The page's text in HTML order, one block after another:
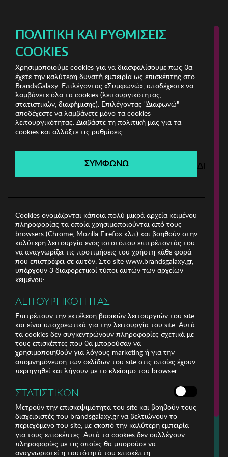
Lady M Swimwear ΓΥΝΑΙΚΑ
Lady M Swimwear
Λήγει σε: 00ημέρες | 00ώρες 00λεπτά 00δευτ.
Filters
Για τηλεφωνικές παραγγελίες καλέστε
211 18 94 400
(Δευτέρα έως Παρασκευή 9:30 - 14:30 & 24ώρες Φωνητική Πύλη)
ΠΟΛΙΤΙΚΉ ΚΑΙ ΡΥΘΜΊΣΕΙΣ
COOKIES
Χρησιμοποιούμε cookies για να διασφαλίσουμε πως θα
έχετε την καλύτερη δυνατή εμπειρία ως επισκέπτης στο
BrandsGalaxy. Επιλέγοντας «Συμφωνώ», αποδέχεστε να
λαμβάνετε όλα τα cookies (λειτουργικότητας,
στατιστικών, διαφήμισης). Επιλέγοντας "Διαφωνώ"
αποδέχεστε να λαμβάνετε μόνο τα cookies
λειτουργικότητας. Διαβάστε τη πολιτική μας για τα
cookies και αλλάξτε τις ρυθμίσεις.
ΣΥΜΦΩΝΩ
Cookies ονομάζονται κάποια πολύ μικρά αρχεία κειμένου
πληροφορίας τα οποία χρησιμοποιούνται από τους
browsers (Chrome, Mozilla Firefox κλπ) και βοηθούν στην
καλύτερη λειτουργία ενός ιστοτόπου επιτρέποντάς του
να αναγνωρίζει τις προτιμήσεις του χρήστη κάθε φορά
που επιστρέφει σε αυτόν. Στο site www.brandsgalaxy.gr,
υπάρχουν 3 διαφορετικοί τύποι αυτών των αρχείων
κειμένου:
ΛΕΙΤΟΥΡΓΙΚΟΤΗΤΑΣ
Επιτρέπουν την εκτέλεση βασικών λειτουργιών του site
και είναι υποχρεωτικά για την λειτουργία του site. Αυτά
τα cookies δεν συγκεντρώνουν πληροφορίες σχετικά με
τους επισκέπτες που θα μπορούσαν να
χρησιμοποιηθούν για λόγους marketing ή για την
απομνημόνευση των σελίδων του site στις οποίες έχουν
περιηγηθεί και λήγουν με το κλείσιμο του browser.
ΣΤΑΤΙΣΤΙΚΩΝ
Μετρούν την επισκεψιμότητα του site και βοηθούν τους
διαχειριστές του brandsgalaxy.gr να βελτιώνουν το
περιεχόμενο του site, με σκοπό την καλύτερη εμπειρία
για τους επισκέπτες. Αυτά τα cookies δεν συλλέγουν
πληροφορίες με τις οποίες θα μπορούσε να
αναγνωριστεί η ταυτότητά του επισκέπτη.